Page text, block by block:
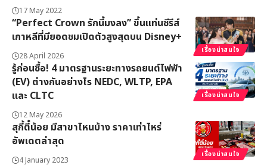
17 May 2022
เรื่องน่าสนใจ
“Perfect Crown รักนี้มงลง” ขึ้นแท่นซีรีส์
เกาหลีที่มียอดชมเปิดตัวสูงสุดบน Disney+
28 April 2026
เรื่องน่าสนใจ
รู้ก่อนซื้อ! 4 มาตรฐานระยะทางรถยนต์ไฟฟ้า
(EV) ต่างกันอย่างไร NEDC, WLTP, EPA
และ CLTC
12 May 2026
เรื่องน่าสนใจ
สุกี้ตี๋น้อย มีสาขาไหนบ้าง ราคาเท่าไหร่
อัพเดตล่าสุด
4 January 2023